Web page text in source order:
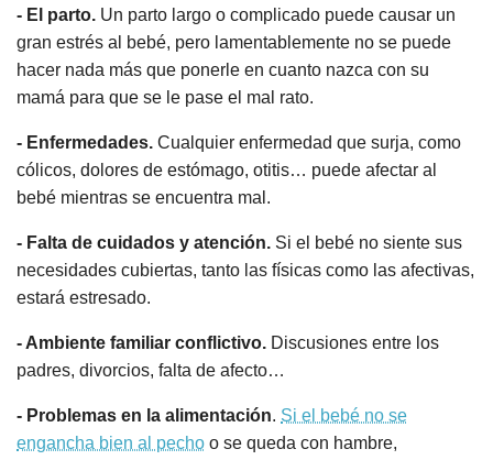
- El parto. Un parto largo o complicado puede causar un
gran estrés al bebé, pero lamentablemente no se puede
hacer nada más que ponerle en cuanto nazca con su
mamá para que se le pase el mal rato.
- Enfermedades. Cualquier enfermedad que surja, como
cólicos, dolores de estómago, otitis… puede afectar al
bebé mientras se encuentra mal.
- Falta de cuidados y atención. Si el bebé no siente sus
necesidades cubiertas, tanto las físicas como las afectivas,
estará estresado.
- Ambiente familiar conflictivo. Discusiones entre los
padres, divorcios, falta de afecto…
- Problemas en la alimentación. Si el bebé no se
engancha bien al pecho o se queda con hambre,